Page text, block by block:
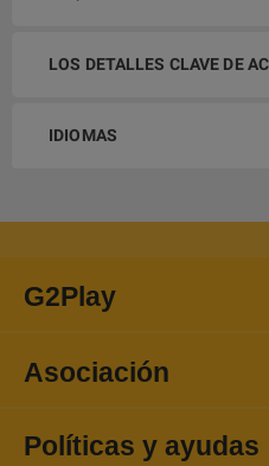
LOS DETALLES CLAVE DE
IDIOMAS
G2Play
Asociación
Políticas y ayudas